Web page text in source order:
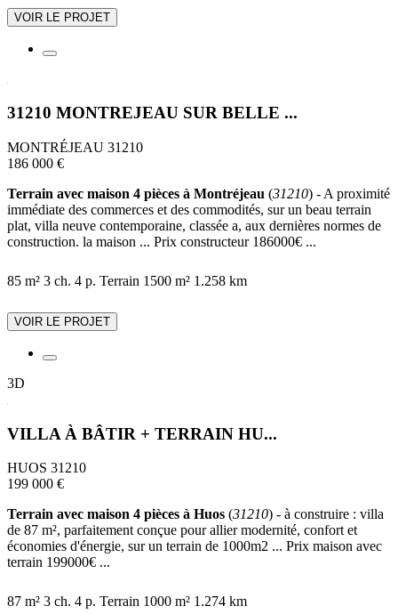
VOIR LE PROJET
31210 MONTREJEAU SUR BELLE ...
MONTRÉJEAU 31210
186 000 €
Terrain avec maison 4 pièces à Montréjeau (31210) - A proximité
immédiate des commerces et des commodités, sur un beau terrain
plat, villa neuve contemporaine, classée a, aux dernières normes de
construction. la maison ... Prix constructeur 186000€ ...
85 m² 3 ch. 4 p. Terrain 1500 m² 1.258 km
VOIR LE PROJET
3D
VILLA À BÂTIR + TERRAIN HU...
HUOS 31210
199 000 €
Terrain avec maison 4 pièces à Huos (31210) - à construire : villa
de 87 m², parfaitement conçue pour allier modernité, confort et
économies d'énergie, sur un terrain de 1000m2 ... Prix maison avec
terrain 199000€ ...
87 m² 3 ch. 4 p. Terrain 1000 m² 1.274 km